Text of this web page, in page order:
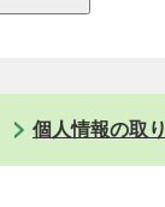
個人情報の取